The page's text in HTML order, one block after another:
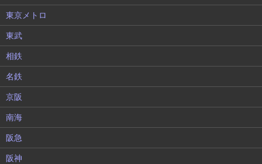
東京メトロ
東武
相鉄
名鉄
京阪
南海
阪急
阪神